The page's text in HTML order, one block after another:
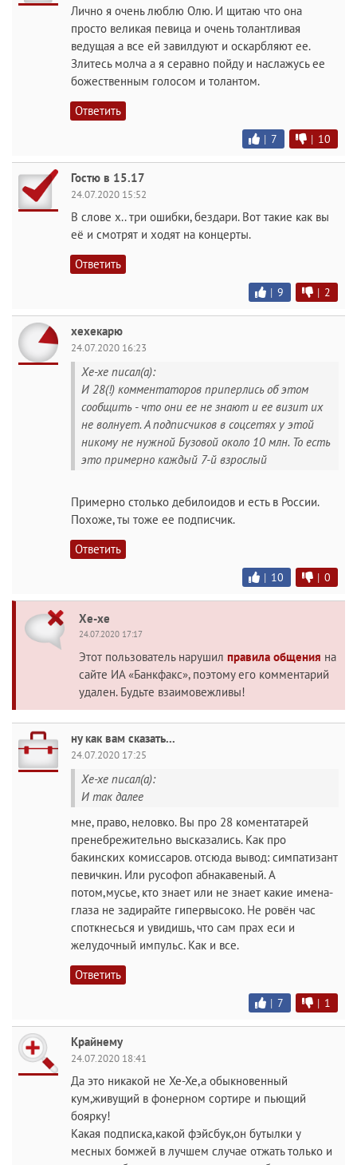
Лично я очень люблю Олю. И щитаю что она
просто великая певица и очень толантливая
ведущая а все ей завилдуют и оскарбляют ее.
Злитесь молча а я серавно пойду и наслажусь ее
божественным голосом и толантом.
Ответить
| 7 | 10
Гостю в 15.17
24.07.2020 15:52
В слове х.. три ошибки, бездари. Вот такие как вы
её и смотрят и ходят на концерты.
Ответить
| 9 | 2
хехекарю
24.07.2020 16:23
Хе-хе писал(а):
И 28(!) комментаторов приперлись об этом
сообщить - что они ее не знают и ее визит их
не волнует. А подписчиков в соцсетях у этой
никому не нужной Бузовой около 10 млн. То есть
это примерно каждый 7-й взрослый
Примерно столько дебилоидов и есть в России.
Похоже, ты тоже ее подписчик.
Ответить
| 10 | 0
Хе-хе
24.07.2020 17:17
Этот пользователь нарушил правила общения на
сайте ИА «Банкфакс», поэтому его комментарий
удален. Будьте взаимовежливы!
ну как вам сказать...
24.07.2020 17:25
Хе-хе писал(а):
И так далее
мне, право, неловко. Вы про 28 коментатарей
пренебрежительно высказались. Как про
бакинских комиссаров. отсюда вывод: симпатизант
певичкин. Или русофоп абнакавеный. А
потом,мусье, кто знает или не знает какие имена-
глаза не задирайте гипервысоко. Не ровён час
споткнесься и увидишь, что сам прах еси и
желудочный импульс. Как и все.
Ответить
| 7 | 1
Крайнему
24.07.2020 18:41
Да это никакой не Хе-Хе,а обыкновенный
кум,живущий в фонерном сортире и пьющий
боярку!
Какая подписка,какой фэйсбук,он бутылки у
месных бомжей в лучшем случае отжать только и